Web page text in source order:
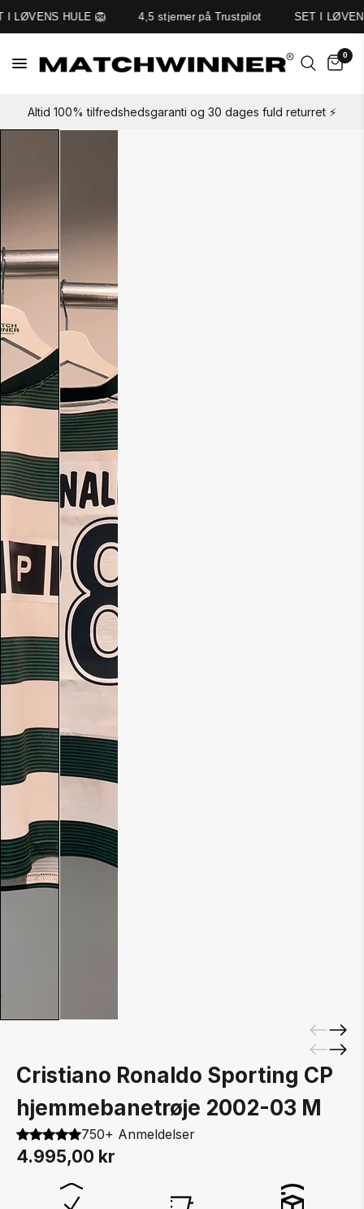
I LØVENS HULE 🦁 4,5 stjerner på Trustpilot SET I
0
Altid 100% tilfredshedsgaranti og 30 dages fuld returret ⚡️
Cristiano Ronaldo Sporting CP
hjemmebanetrøje 2002-03 M
750+ Anmeldelser
4.995,00 kr